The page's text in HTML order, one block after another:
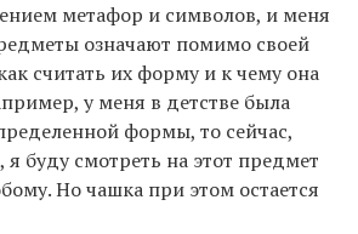
метафор и символов, и меня
означают помимо своей
считать их форму и к чему она
у меня в детстве была
формы, то сейчас,
буду смотреть на этот предмет
Но чашка при этом остается